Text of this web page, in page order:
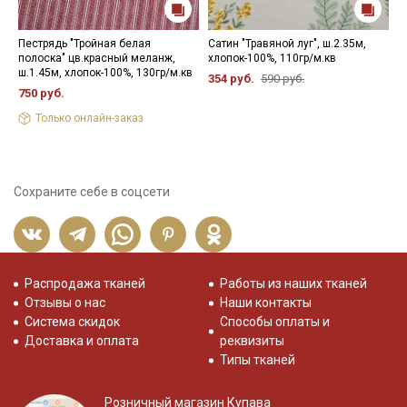
Пестрядь "Тройная белая
полоска" цв.красный меланж,
ш.1.45м, хлопок-100%, 130гр/м.кв
750 руб.
Только онлайн-заказ
Сатин "Травяной луг", ш.2.35м,
хлопок-100%, 110гр/м.кв
354 руб. 590 руб.
Сохраните себе в соцсети
Распродажа тканей
Отзывы о нас
Система скидок
Доставка и оплата
Работы из наших тканей
Наши контакты
Способы оплаты и
реквизиты
Типы тканей
Розничный магазин Купава